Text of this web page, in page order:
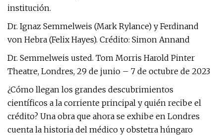
institución.
Dr. Ignaz Semmelweis (Mark Rylance) y Ferdinand
von Hebra (Felix Hayes). Crédito: Simon Annand
Dr. Semmelweis usted. Tom Morris Harold Pinter
Theatre, Londres, 29 de junio – 7 de octubre de 2023
¿Cómo llegan los grandes descubrimientos
científicos a la corriente principal y quién recibe el
crédito? Una obra que ahora se exhibe en Londres
cuenta la historia del médico y obstetra húngaro